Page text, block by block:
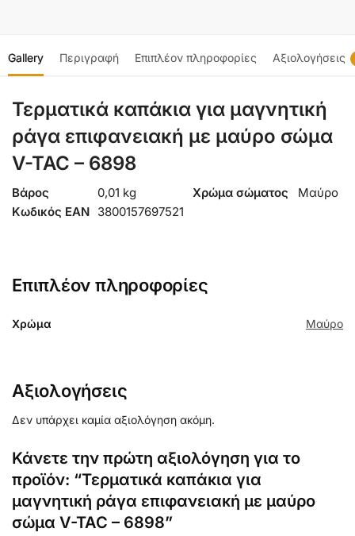
Gallery Περιγραφή Επιπλέον πληροφορίες Αξιολογήσεις
Τερματικά καπάκια για μαγνητική
ράγα επιφανειακή με μαύρο σώμα
V-TAC – 6898
Βάρος 0,01 kg Χρώμα σώματος
Μαύρο
Κωδικός EAN 3800157697521
Επιπλέον πληροφορίες
Χρώμα Μαύρο
Αξιολογήσεις
Δεν υπάρχει καμία αξιολόγηση ακόμη.
Κάνετε την πρώτη αξιολόγηση για το
προϊόν: “Τερματικά καπάκια για
μαγνητική ράγα επιφανειακή με μαύρο
σώμα V-TAC – 6898”